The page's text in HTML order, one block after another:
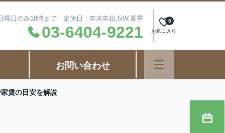
曜日のみ18時まで 定休日：年末年始,GW,夏季
03-6404-9221 お気に入り
0
お問い合わせ
賃の目安を解説